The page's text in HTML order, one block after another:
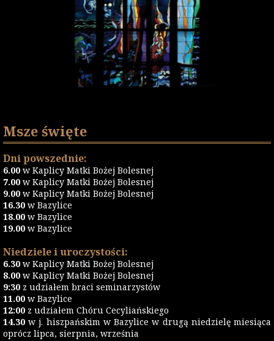
Msze święte
Dni powszednie:
6.00 w Kaplicy Matki Bożej Bolesnej
7.00 w Kaplicy Matki Bożej Bolesnej
9.00 w Kaplicy Matki Bożej Bolesnej
16.30 w Bazylice
18.00 w Bazylice
19.00 w Bazylice
Niedziele i uroczystości:
6.30 w Kaplicy Matki Bożej Bolesnej
8.00 w Kaplicy Matki Bożej Bolesnej
9:30 z udziałem braci seminarzystów
11.00 w Bazylice
12:00 z udziałem Chóru Cecyliańskiego
14.30 w j. hiszpańskim w Bazylice w drugą niedzielę miesiąca
oprócz lipca, sierpnia, września